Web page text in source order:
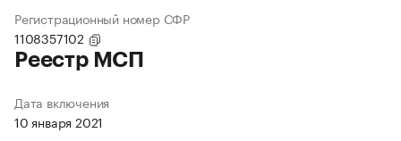
Регистрационный номер СФР
1108357102
Реестр МСП
Дата включения
10 января 2021